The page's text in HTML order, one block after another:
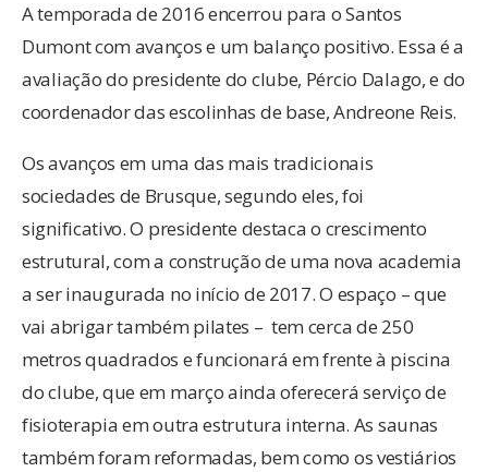
A temporada de 2016 encerrou para o Santos
Dumont com avanços e um balanço positivo. Essa é a
avaliação do presidente do clube, Pércio Dalago, e do
coordenador das escolinhas de base, Andreone Reis.
Os avanços em uma das mais tradicionais
sociedades de Brusque, segundo eles, foi
significativo. O presidente destaca o crescimento
estrutural, com a construção de uma nova academia
a ser inaugurada no início de 2017. O espaço – que
vai abrigar também pilates – tem cerca de 250
metros quadrados e funcionará em frente à piscina
do clube, que em março ainda oferecerá serviço de
fisioterapia em outra estrutura interna. As saunas
também foram reformadas, bem como os vestiários